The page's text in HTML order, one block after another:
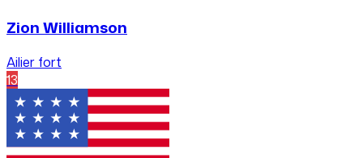
Zion Williamson
Ailier fort
13